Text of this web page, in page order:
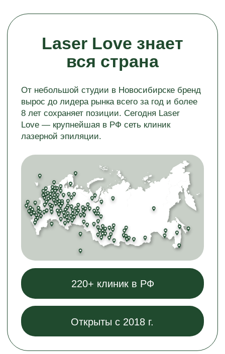
Разобрать бизнес-план
Высокая прибыль
Наценка (маржинальность) до 45%,
потому что расходные материалы
почти не нужны, а цена услуги
высокая.
Стабильный спрос
сезонности
Клиенты приходят круглый год, нет
сезонных спадов.
Долгий доход с клиента
Курс требует 6−10 сеансов, а потом
1−2 процедуры в год для
поддержания эффекта (Высокий LTV).
лучшая среди бьюти-
франшиз